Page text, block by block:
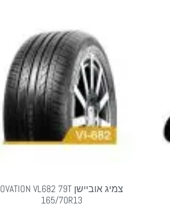
צמיג אוביישן OVATION VL682 79T
165/70R13